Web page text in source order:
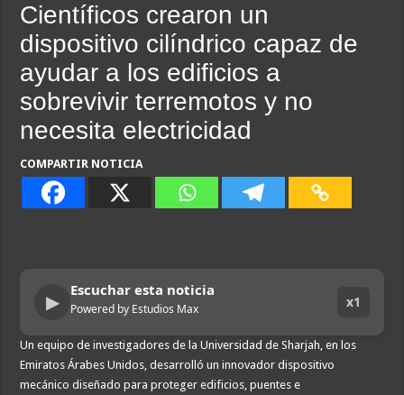
Científicos crearon un
dispositivo cilíndrico capaz de
ayudar a los edificios a
sobrevivir terremotos y no
necesita electricidad
COMPARTIR NOTICIA
▶
Escuchar esta noticia
Powered by Estudios Max x1
Un equipo de investigadores de la Universidad de Sharjah, en los
Emiratos Árabes Unidos, desarrolló un innovador dispositivo
mecánico diseñado para proteger edificios, puentes e